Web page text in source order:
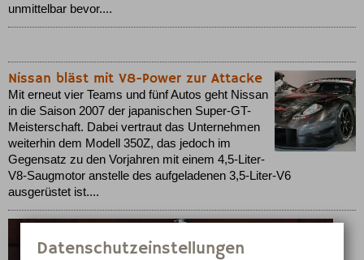
unmittelbar bevor....
Nissan bläst mit V8-Power zur Attacke
Mit erneut vier Teams und fünf Autos geht Nissan
in die Saison 2007 der japanischen Super-GT-
Meisterschaft. Dabei vertraut das Unternehmen
weiterhin dem Modell 350Z, das jedoch im
Gegensatz zu den Vorjahren mit einem 4,5-Liter-
V8-Saugmotor anstelle des aufgeladenen 3,5-Liter-V6
ausgerüstet ist....
Datenschutzeinstellungen